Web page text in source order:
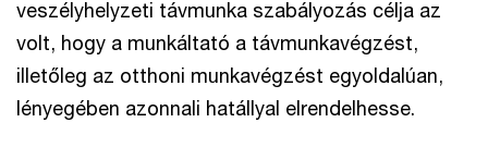
veszélyhelyzeti távmunka szabályozás célja az
volt, hogy a munkáltató a távmunkavégzést,
illetőleg az otthoni munkavégzést egyoldalúan,
lényegében azonnali hatállyal elrendelhesse.